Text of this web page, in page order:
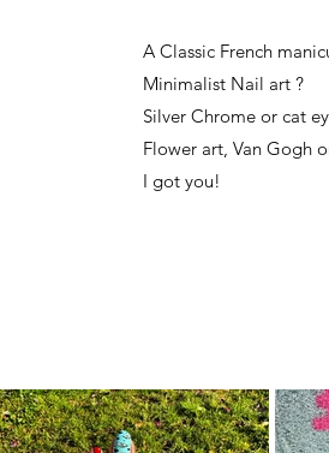
A Classic French
Minimalist Nail art ?
Silver Chrome or cat
Flower art, Van Gogh
I got you!